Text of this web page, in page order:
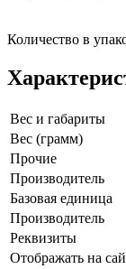
Количество в
Вес и габариты
Вес (грамм)
Прочие
Производитель
Базовая единица
Производитель
Реквизиты
Отображать на